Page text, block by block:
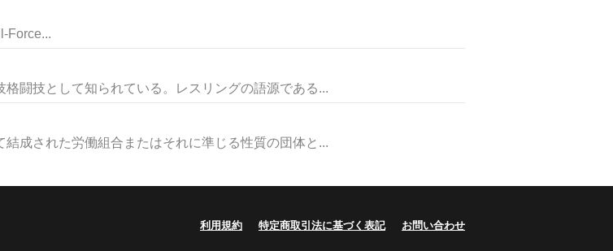
闘技として知られている。レスリングの語源である...
成された労働組合またはそれに準じる性質の団体と...
利用規約 特定商取引法に基づく表記 お問い合わせ